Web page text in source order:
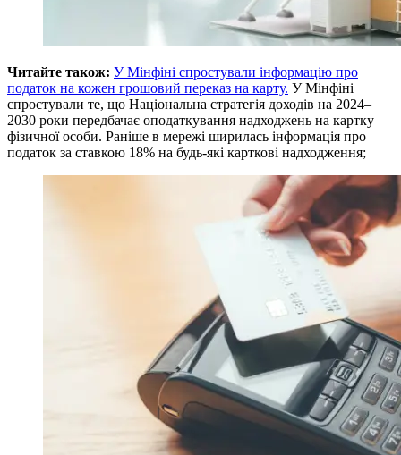
Читайте також: У Мінфіні спростували інформацію про
податок на кожен грошовий переказ на карту. У Мінфіні
спростували те, що Національна стратегія доходів на 2024–
2030 роки передбачає оподаткування надходжень на картку
фізичної особи. Раніше в мережі ширилась інформація про
податок за ставкою 18% на будь-які карткові надходження;